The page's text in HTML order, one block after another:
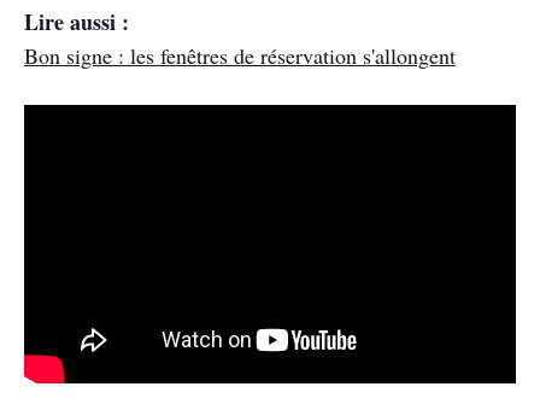
Lire aussi :
Bon signe : les fenêtres de réservation s'allongent